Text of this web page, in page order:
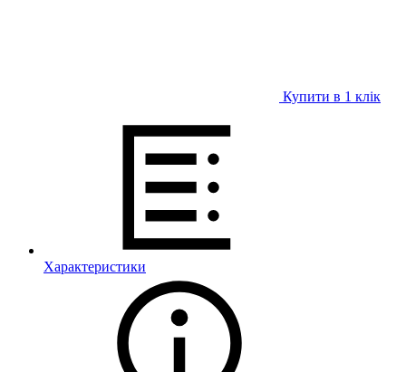
Купити в 1 клiк
Характеристики